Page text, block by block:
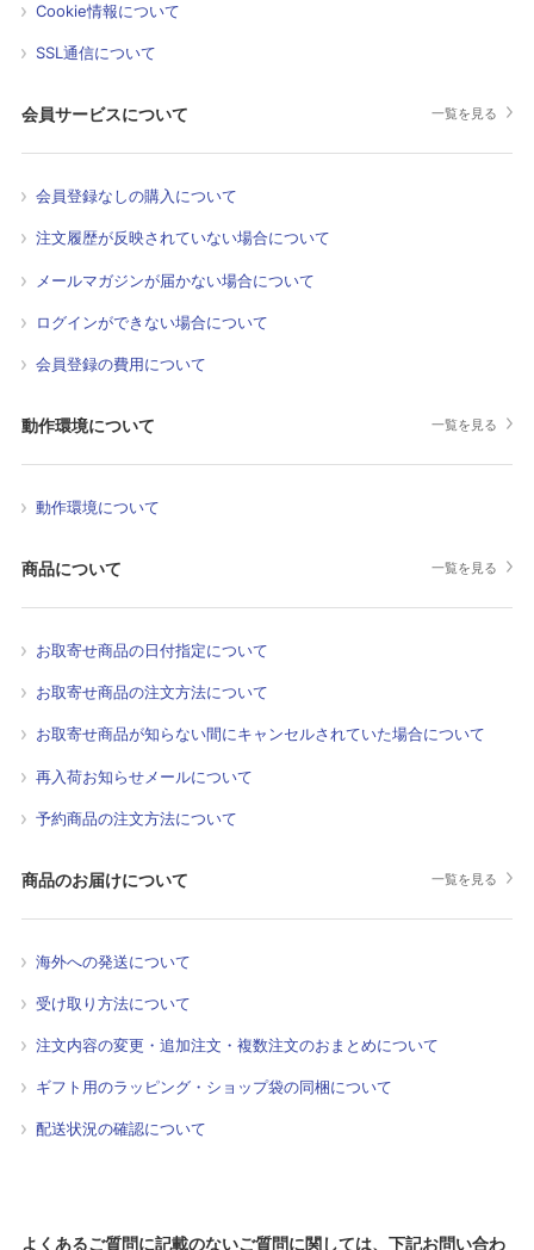
Cookie情報について
SSL通信について
会員サービスについて 一覧を見る
会員登録なしの購入について
注文履歴が反映されていない場合について
メールマガジンが届かない場合について
ログインができない場合について
会員登録の費用について
動作環境について 一覧を見る
動作環境について
商品について 一覧を見る
お取寄せ商品の日付指定について
お取寄せ商品の注文方法について
お取寄せ商品が知らない間にキャンセルされていた場合について
再入荷お知らせメールについて
予約商品の注文方法について
商品のお届けについて 一覧を見る
海外への発送について
受け取り方法について
注文内容の変更・追加注文・複数注文のおまとめについて
ギフト用のラッピング・ショップ袋の同梱について
配送状況の確認について
よくあるご質問に記載のないご質問に関しては、下記お問い合わ